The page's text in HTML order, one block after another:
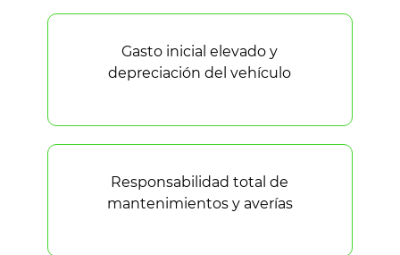
Gasto inicial elevado y
depreciación del vehículo
Responsabilidad total de
mantenimientos y averías